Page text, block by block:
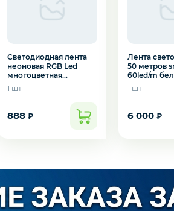
Cветодиодная лента
неоновая RGB Led
многоцветная
диодная, 7,5м
1 шт
888 ₽
Лента
50 метров
60led/m
1 шт
6 000 ₽